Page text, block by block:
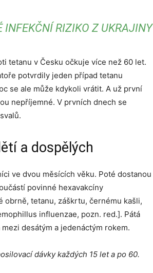
INFEKČNÍ RIZIKO Z UKRAJINY
tetanu v Česku očkuje více než 60 let.
potvrdily jeden případ tetanu
se ale může kdykoli vrátit. A už první
nepříjemné. V prvních dnech se
a dospělých
ve dvou měsících věku. Poté dostanou
povinné hexavakcíny
obrně, tetanu, záškrtu, černému kašli,
influenzae, pozn. red.]. Pátá
desátým a jedenáctým rokem.
dávky každých 15 let a po 60.